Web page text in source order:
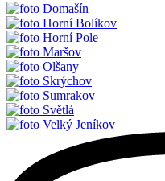
Domašín
Horní Bolíkov
Horní Pole
Maršov
Olšany
Skrýchov
Sumrakov
Světlá
Velký Jeníkov